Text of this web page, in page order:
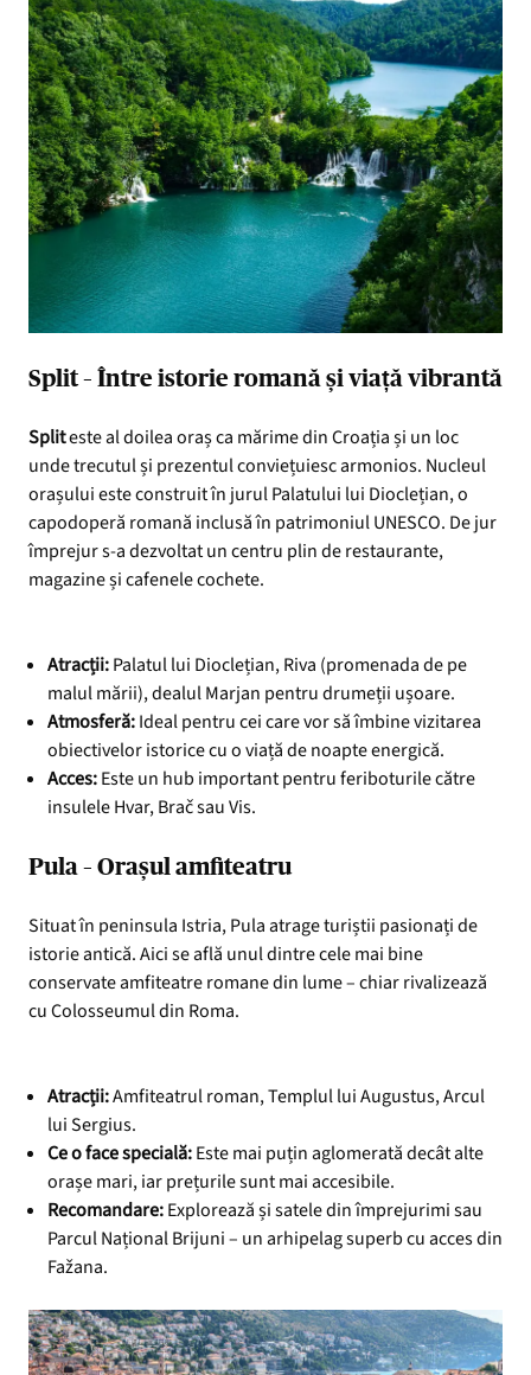
Split – Între istorie romană și viață vibrantă
Spliteste al doilea oraș ca mărime din Croația și un loc
unde trecutul și prezentul conviețuiesc armonios. Nucleul
orașului este construit în jurul Palatului lui Dioclețian, o
capodoperă romană inclusă în patrimoniul UNESCO. De jur
împrejur s-a dezvoltat un centru plin de restaurante,
magazine și cafenele cochete.
Atracții:Palatul lui Dioclețian, Riva (promenada de pe
malul mării), dealul Marjan pentru drumeții ușoare.
Atmosferă:Ideal pentru cei care vor să îmbine vizitarea
obiectivelor istorice cu o viață de noapte energică.
Acces:Este un hub important pentru feriboturile către
insulele Hvar, Brač sau Vis.
Pula – Orașul amfiteatru
Situat în peninsula Istria, Pula atrage turiștii pasionați de
istorie antică. Aici se află unul dintre cele mai bine
conservate amfiteatre romane din lume – chiar rivalizează
cu Colosseumul din Roma.
Atracții:Amfiteatrul roman, Templul lui Augustus, Arcul
lui Sergius.
Ce o face specială:Este mai puțin aglomerată decât alte
orașe mari, iar prețurile sunt mai accesibile.
Recomandare:Explorează și satele din împrejurimi sau
Parcul Național Brijuni – un arhipelag superb cu acces din
Fažana.